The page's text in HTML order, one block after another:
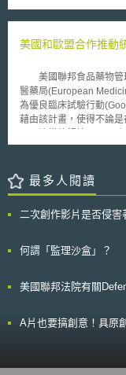
た個人データの取扱い
歐盟與日本間相互指定
料保護法第24條規定，
資料保護制度之外國，
為具備適足保護水準。相
如有相互協力必要性發
協議以為解決。
所有人同意，否則不得
究員或醫生不能把基因
命科學部長級會議提出報
美國和歐盟合作推動
美國聯邦食品藥物管
醫藥局(European
為優良臨床試驗行動
藉由該計畫，使得不論是
都會企圖向廣大的歐美
臨床試驗規範，則可避免
統一的規範而加速其在兩
管理局，和歐洲醫藥局合
的優良臨床試驗(Good
此執行GCP查核之結果
此查核之技巧，及精進
由對彼此GCP相關法規
最多人閱讀
二次創作影片是否侵
何謂「監理沙盒」？
美國聯邦法院有關
A片也要搞創意！具原